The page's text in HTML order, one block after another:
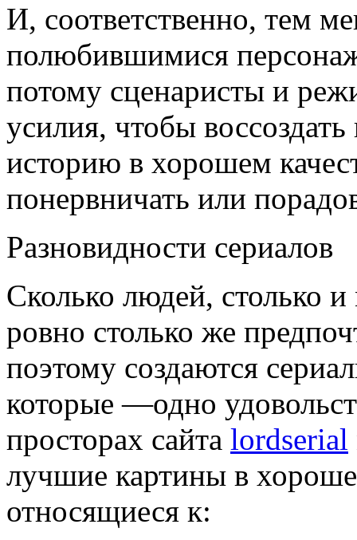
И, соответственно, тем
полюбившимися
потому сценаристы и
усилия, чтобы
историю в хорошем
понервничать или
Разновидности сериалов
Сколько людей, столько
ровно столько же
поэтому создаются
которые —одно
просторах сайта lordserial
лучшие картины в
относящиеся к: